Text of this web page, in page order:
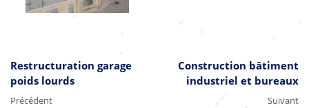
Restructuration garage
poids lourds
Précédent
Construction bâtiment
industriel et bureaux
Suivant